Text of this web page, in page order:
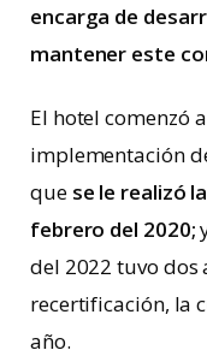
encarga de
mantener este
El hotel comenzó
implementación
que se le realizó
febrero del 2020;
del 2022 tuvo
recertificación, la
año.